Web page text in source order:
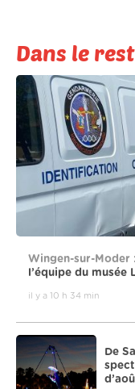
Dans le
Wingen-sur-Moder :
l’équipe du
il y a 10 h 34 min
De